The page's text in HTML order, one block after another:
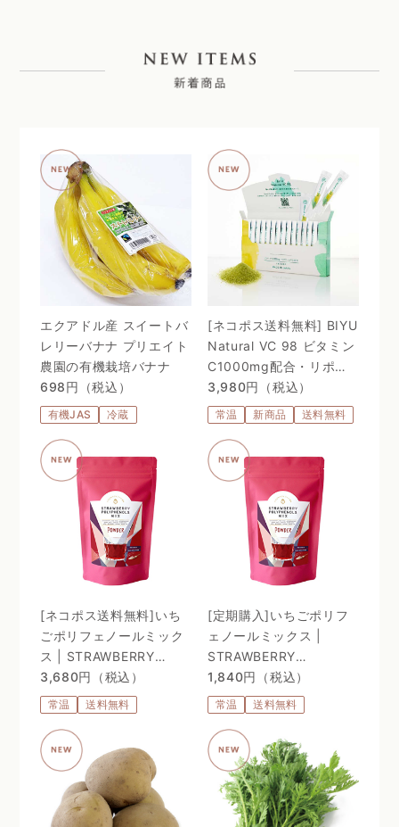
エクアドル産 スイートバ
レリーバナナ プリエイト
農園の有機栽培バナナ
698円（税込）
有機JAS 冷蔵
[ネコポス送料無料] BIYU
Natural VC 98 ビタミン
C1000mg配合・リポゾ
ームＶＣ配合〜 24時間、
体温を感じるビタミン
C。98%植物由来のリポ
ソーム処方 〜
3,980円（税込）
常温 新商品 送料無料
[ネコポス送料無料]いち
ごポリフェノールミック
ス | STRAWBERRY
POLYPHENOLS MIX
3,680円（税込）
常温 送料無料
[定期購入]いちごポリフ
ェノールミックス |
STRAWBERRY
POLYPHENOLS MIX
1,840円（税込）
常温 送料無料